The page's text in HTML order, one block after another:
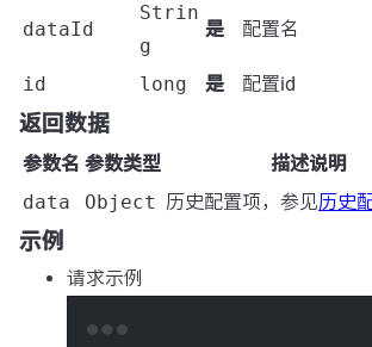
dataId
Strin
g
是 配置名
id long 是 配置id
返回数据
参数名 参数类型
描述说明
data
Object 历史配置项，参见历史
示例
请求示例